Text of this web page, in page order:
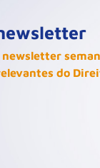
newsletter
do